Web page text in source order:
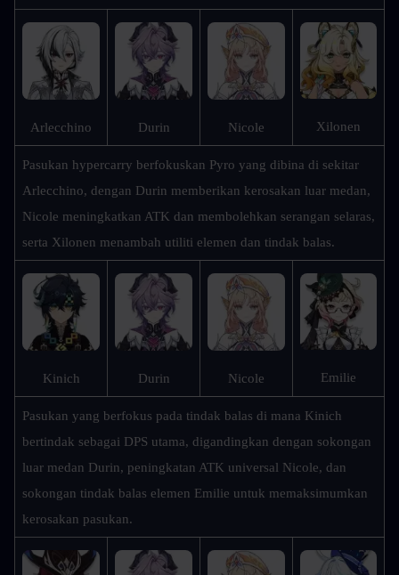
Arlecchino Durin Nicole Xilonen
Pasukan hypercarry berfokuskan Pyro yang dibina di sekitar
Arlecchino, dengan Durin memberikan kerosakan luar medan,
Nicole meningkatkan ATK dan membolehkan serangan selaras,
serta Xilonen menambah utiliti elemen dan tindak balas.
Kinich Durin Nicole Emilie
Pasukan yang berfokus pada tindak balas di mana Kinich
bertindak sebagai DPS utama, digandingkan dengan sokongan
luar medan Durin, peningkatan ATK universal Nicole, dan
sokongan tindak balas elemen Emilie untuk memaksimumkan
kerosakan pasukan.